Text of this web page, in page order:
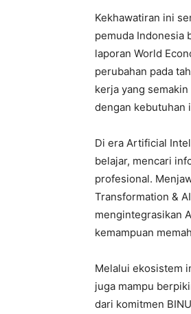
Kekhawatiran ini
pemuda Indonesia
laporan World
perubahan pada
kerja yang
dengan kebutuhan
Di era Artificial
belajar, mencari
profesional.
Transformation &
mengintegrasikan
kemampuan
Melalui ekosistem
juga mampu
dari komitmen